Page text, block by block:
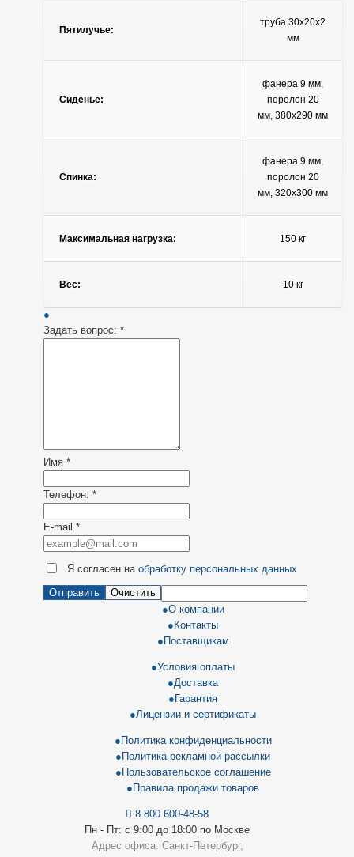
Пятилучье:
труба 30х20х2
мм
Сиденье:
фанера 9 мм,
поролон 20
мм, 380х290 мм
Спинка:
фанера 9 мм,
поролон 20
мм, 320х300 мм
Максимальная нагрузка: 150 кг
Вес: 10 кг
Задать вопрос: *
Имя *
Телефон: *
E-mail *
Я согласен на обработку персональных данных
Отправить
Очистить
О компании
Контакты
Поставщикам
Условия оплаты
Доставка
Гарантия
Лицензии и сертификаты
Политика конфиденциальности
Политика рекламной рассылки
Пользовательское соглашение
Правила продажи товаров
8 800 600-48-58
Пн - Пт: с 9:00 до 18:00 по Москве
Адрес офиса: Санкт-Петербург,